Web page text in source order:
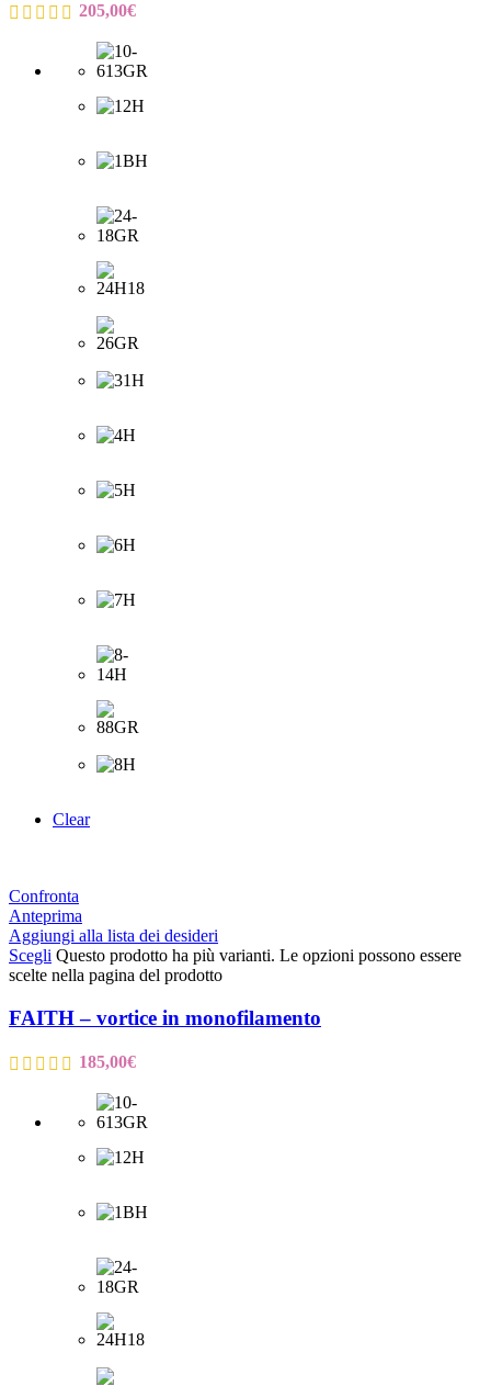
205,00€
Clear
Confronta
Anteprima
Aggiungi alla lista dei desideri
Scegli Questo prodotto ha più varianti. Le opzioni possono essere
scelte nella pagina del prodotto
FAITH – vortice in monofilamento
185,00€